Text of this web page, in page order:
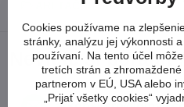
ARETAČNÉ SADY RENAULT
Neviete si
Cookies používame na
stránky, analýzu jej výkonnosti
používaní. Na tento účel
tretích strán a
partnerom v EÚ, USA alebo
„Prijať všetky cookies“